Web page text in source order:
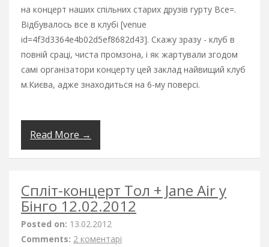
на концерт наших спільних старих друзів гурту Все=.
Відбувалось все в клубі [venue
id=4f3d3364e4b02d5ef8682d43]. Скажу зразу - клуб в
повній сраці, чиста промзона, і як жартували згодом
самі організатори концерту цей заклад найвищий клуб
м.Києва, адже знаходиться на 6-му поверсі.
Read More →
Спліт-концерт Тол + Jane Air у
Бінго 12.02.2012
Posted on: 13.02.2012
Comments: 2 коментарі